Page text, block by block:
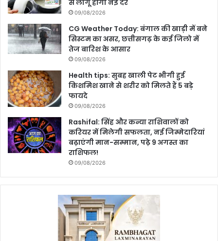
से लागू होंगी नई दरें
09/08/2026
CG Weather Today: बंगाल की खाड़ी में बने
सिस्टम का असर, छत्तीसगढ़ के कई जिलो में
तेज बारिश के आसार
09/08/2026
Health tips: सुबह खाली पेट भीगी हुई
किशमिश खाने से शरीर को मिलते हैं 5 बड़े
फायदे
09/08/2026
Rashifal: सिंह और कन्या राशिवालों को
करियर में मिलेगी सफलता, नई जिम्मेदारियां
बढ़ाएंगी मान-सम्मान, पढ़े 9 अगस्त का
राशिफल!
09/08/2026